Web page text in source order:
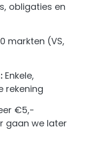
obligaties en
markten (VS,
Enkele,
rekening
€5,-
gaan we later